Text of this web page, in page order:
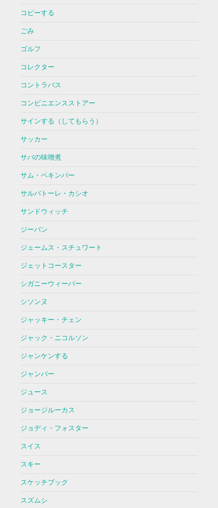
コピーする
ごみ
ゴルフ
コレクター
コントラバス
コンビニエンスストアー
サインする（してもらう）
サッカー
サバの味噌煮
サム・ペキンパー
サルバトーレ・カシオ
サンドウィッチ
ジーパン
ジェームス・スチュワート
ジェットコースター
シガニーウィーバー
シソンヌ
ジャッキー・チェン
ジャック・ニコルソン
ジャンケンする
ジャンバー
ジュース
ジョージルーカス
ジョディ・フォスター
スイス
スキー
スケッチブック
スズムシ